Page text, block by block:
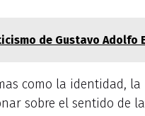
de Gustavo Adolfo
como la identidad,
sobre el sentido de la